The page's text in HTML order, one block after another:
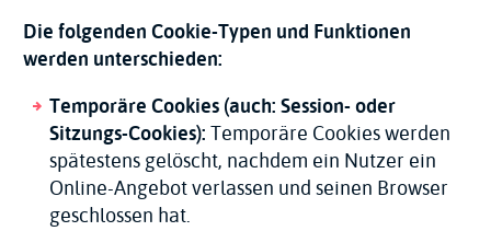
Die folgenden Cookie-Typen und Funktionen
werden unterschieden:
Temporäre Cookies (auch: Session- oder
Sitzungs-Cookies):Temporäre Cookies werden
spätestens gelöscht, nachdem ein Nutzer ein
Online-Angebot verlassen und seinen Browser
geschlossen hat.